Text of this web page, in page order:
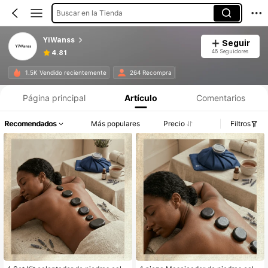
Buscar en la Tienda
YiWanss
4.81
Seguir
46 Seguidores
1.5K Vendido recientemente 264 Recompra
Página principal Artículo Comentarios
Recomendados Más populares Precio Filtros